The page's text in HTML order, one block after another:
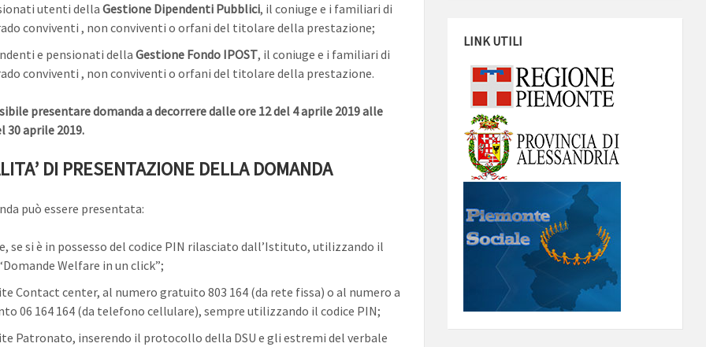
utenti della Gestione Dipendenti Pubblici, il coniuge e i familiari di
conviventi , non conviventi o orfani del titolare della prestazione;
e pensionati della Gestione Fondo IPOST, il coniuge e i familiari di
conviventi , non conviventi o orfani del titolare della prestazione.
presentare domanda a decorrere dalle ore 12 del 4 aprile 2019 alle
30 aprile 2019.
DI PRESENTAZIONE DELLA DOMANDA
può essere presentata:
se si è in possesso del codice PIN rilasciato dall’Istituto, utilizzando il
Welfare in un click”;
Contact center, al numero gratuito 803 164 (da rete fissa) o al numero a
06 164 164 (da telefono cellulare), sempre utilizzando il codice PIN;
Patronato, inserendo il protocollo della DSU e gli estremi del verbale
LINK UTILI